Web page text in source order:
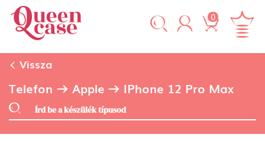
0
Vissza
Telefon Apple IPhone 12 Pro Max